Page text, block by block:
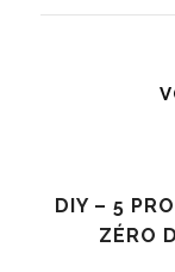
DIY – 5
ZÉRO